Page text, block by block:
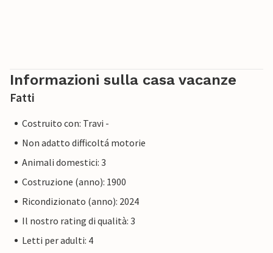
Informazioni sulla casa vacanze
Fatti
Costruito con: Travi -
Non adatto difficoltá motorie
Animali domestici: 3
Costruzione (anno): 1900
Ricondizionato (anno): 2024
Il nostro rating di qualità: 3
Letti per adulti: 4